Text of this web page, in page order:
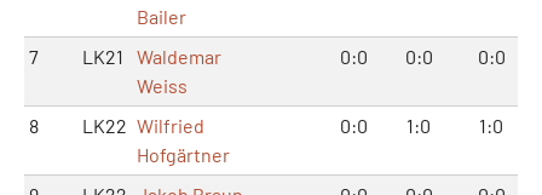
Bailer
7 LK21
Waldemar
Weiss
0:0 0:0 0:0
8 LK22 Wilfried
Hofgärtner
0:0 1:0 1:0